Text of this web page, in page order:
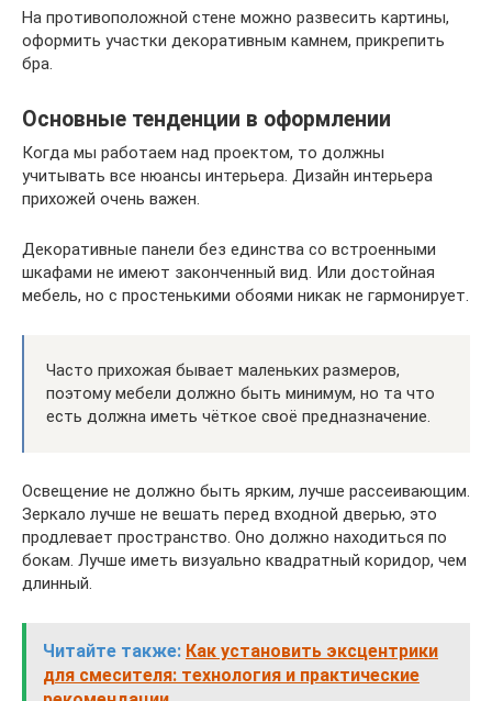
На противоположной стене можно развесить картины,
оформить участки декоративным камнем, прикрепить
бра.
Основные тенденции в оформлении
Когда мы работаем над проектом, то должны
учитывать все нюансы интерьера. Дизайн интерьера
прихожей очень важен.
Декоративные панели без единства со встроенными
шкафами не имеют законченный вид. Или достойная
мебель, но с простенькими обоями никак не гармонирует.
Часто прихожая бывает маленьких размеров,
поэтому мебели должно быть минимум, но та что
есть должна иметь чёткое своё предназначение.
Освещение не должно быть ярким, лучше рассеивающим.
Зеркало лучше не вешать перед входной дверью, это
продлевает пространство. Оно должно находиться по
бокам. Лучше иметь визуально квадратный коридор, чем
длинный.
Читайте также: Как установить эксцентрики
для смесителя: технология и практические